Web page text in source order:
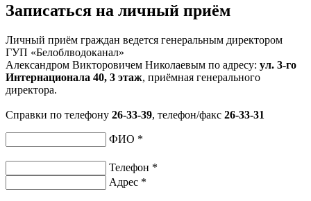
Записаться на личный приём
Личный приём граждан ведется генеральным директором
ГУП «Белоблводоканал»
Александром Викторовичем Николаевым по адресу: ул. 3-го
Интернационала 40, 3 этаж, приёмная генерального
директора.
Справки по телефону 26-33-39, телефон/факс 26-33-31
ФИО *
Телефон *
Адрес *